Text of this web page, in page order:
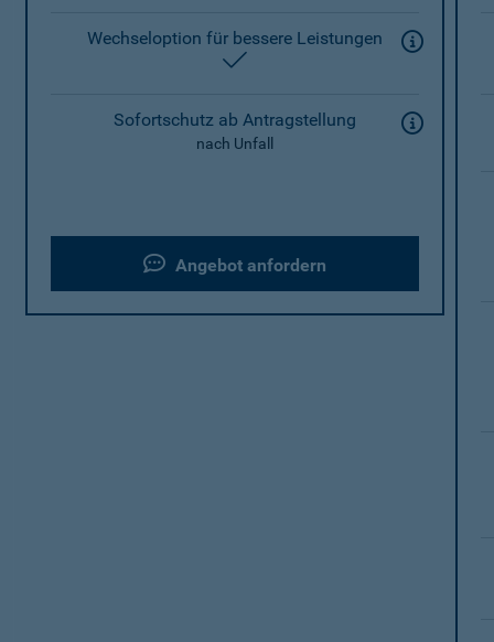
Wechseloption für bessere Leistungen
Sofortschutz ab Antragstellung
nach Unfall
Angebot anfordern